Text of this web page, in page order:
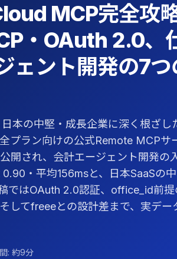
MCP完全攻
・OAuth 2.0、
ェント開発の7
本の中堅・成長企業に深く根ざし
プラン向けの公式Remote MCPサ
開され、会計エージェント開発の
・平均156msと、日本SaaSの
ではOAuth 2.0認証、office_id前
してfreeeとの設計差まで、実デー
: 約9分